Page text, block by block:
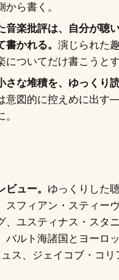
ら書く。
音楽批評は、自分が聴
書かれる。 演じられた
についてだけ書こうとす
さな堆積を、ゆっくり
意図的に控えめに出す
ュー。 ゆっくりした
スフィアン・スティー
、ユスティナス・スタ
バルト海諸国とヨー
ス、ジェイコブ・コ